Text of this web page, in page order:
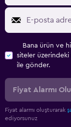
Bana ürün ve
siteler üzerindeki
ile gönder.
Fiyat Alarmı
Fiyat alarmı oluşturarak
ediyorsunuz